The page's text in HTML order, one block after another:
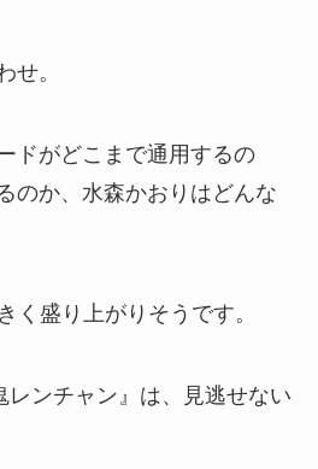
せ。
ドがどこまで通用するの
のか、水森かおりはどんな
く盛り上がりそうです。
レンチャン』は、見逃せない